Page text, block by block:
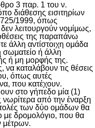
3 παρ. 1 του ν.
διάθεσης εισιτηρίων
1999, όπως
λειτουργούν νομίμως,
της παραπάνω
άλλη αντίστοιχη ομάδα
ή άλλη
ή μη μορφής της.
καταλάβουν τις θέσεις
όπως αυτές
που κατέχουν.
στο γήπεδο μία (1)
από την έναρξη
των δύο ομάδων θα
με δρομολόγιο, που θα
μέτρων.